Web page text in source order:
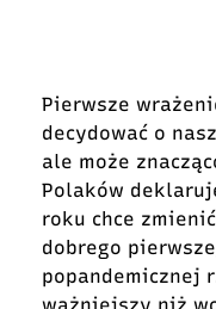
Pierwsze
decydować o
ale może
Polaków
roku chce
dobrego
popandemicznej